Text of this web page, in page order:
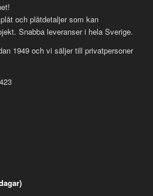
och plåtdetaljer som kan
Snabba leveranser i hela Sverige.
1949 och vi säljer till privatpersoner